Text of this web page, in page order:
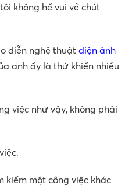
không hề vui vẻ chút
diễn nghệ thuật điện ảnh
anh ấy là thứ khiến nhiều
việc như vậy, không phải
kiếm một công việc khác